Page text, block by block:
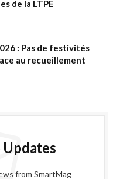
de la LTPE
: Pas de festivités
au recueillement
from SmartMag